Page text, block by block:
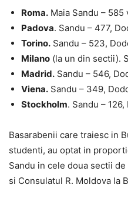
Roma. Maia Sandu –
Padova. Sandu – 477,
Torino. Sandu – 523,
Milano (la un din sectii).
Madrid. Sandu – 546,
Viena. Sandu – 349,
Stockholm. Sandu –
Basarabenii care traiesc in
studenti, au optat in
Sandu in cele doua sectii
si Consulatul R. Moldova la